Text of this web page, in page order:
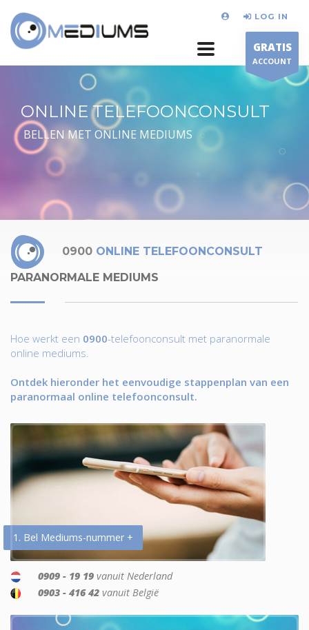
LOG IN
GRATIS
ACCOUNT
ONLINE TELEFOONCONSULT
BELLEN MET ONLINE MEDIUMS
0900 ONLINE TELEFOONCONSULT
PARANORMALE MEDIUMS
Hoe werkt een 0900-telefoonconsult met paranormale
online mediums.
Ontdek hieronder het eenvoudige stappenplan van een
paranormaal online telefoonconsult.
1. Bel Mediums-nummer +
0909 - 19 19 vanuit Nederland
0903 - 416 42 vanuit België